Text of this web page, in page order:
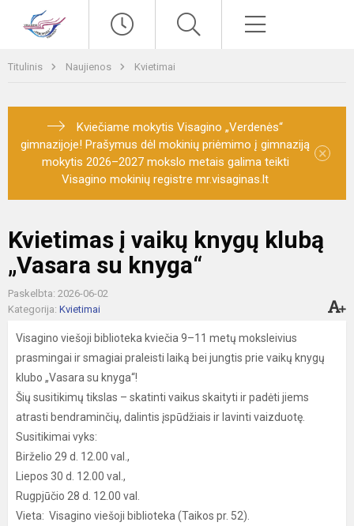
Titulinis Naujienos Kvietimai
Kviečiame mokytis Visagino „Verdenės“
gimnazijoje! Prašymus dėl mokinių priėmimo į gimnaziją
mokytis 2026–2027 mokslo metais galima teikti
Visagino mokinių registre mr.visaginas.lt
×
Kvietimas į vaikų knygų klubą
„Vasara su knyga“
Paskelbta: 2026-06-02
Kategorija: Kvietimai
Visagino viešoji biblioteka kviečia 9–11 metų moksleivius
prasmingai ir smagiai praleisti laiką bei jungtis prie vaikų knygų
klubo „Vasara su knyga“!
Šių susitikimų tikslas – skatinti vaikus skaityti ir padėti jiems
atrasti bendraminčių, dalintis įspūdžiais ir lavinti vaizduotę.
Susitikimai vyks:
Birželio 29 d. 12.00 val.,
Liepos 30 d. 12.00 val.,
Rugpjūčio 28 d. 12.00 val.
Vieta: Visagino viešoji biblioteka (Taikos pr. 52).